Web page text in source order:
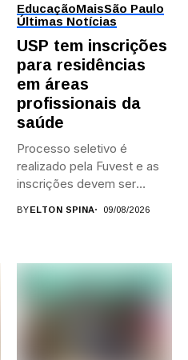
EducaçãoMaisSão Paulo
Últimas Notícias
USP tem inscrições
para residências
em áreas
profissionais da
saúde
Processo seletivo é
realizado pela Fuvest e as
inscrições devem ser
BYELTON SPINA 09/08/2026